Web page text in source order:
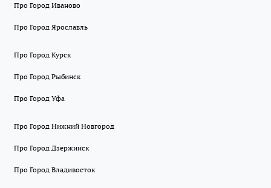
Про Город Иваново
Про Город Ярославль
Про Город Курск
Про Город Рыбинск
Про Город Уфа
Про Город Нижний Новгород
Про Город Дзержинск
Про Город Владивосток